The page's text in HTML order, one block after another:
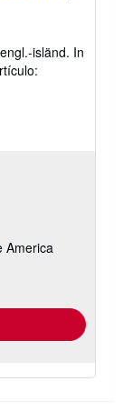
isländ. In
America